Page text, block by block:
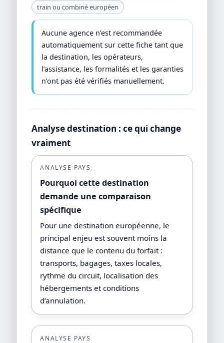
train ou combiné européen
Aucune agence n’est recommandée
automatiquement sur cette fiche tant que
la destination, les opérateurs,
l’assistance, les formalités et les garanties
n’ont pas été vérifiés manuellement.
Analyse destination : ce qui change
vraiment
ANALYSE PAYS
Pourquoi cette destination
demande une comparaison
spécifique
Pour une destination européenne, le
principal enjeu est souvent moins la
distance que le contenu du forfait :
transports, bagages, taxes locales,
rythme du circuit, localisation des
hébergements et conditions
d’annulation.
ANALYSE PAYS